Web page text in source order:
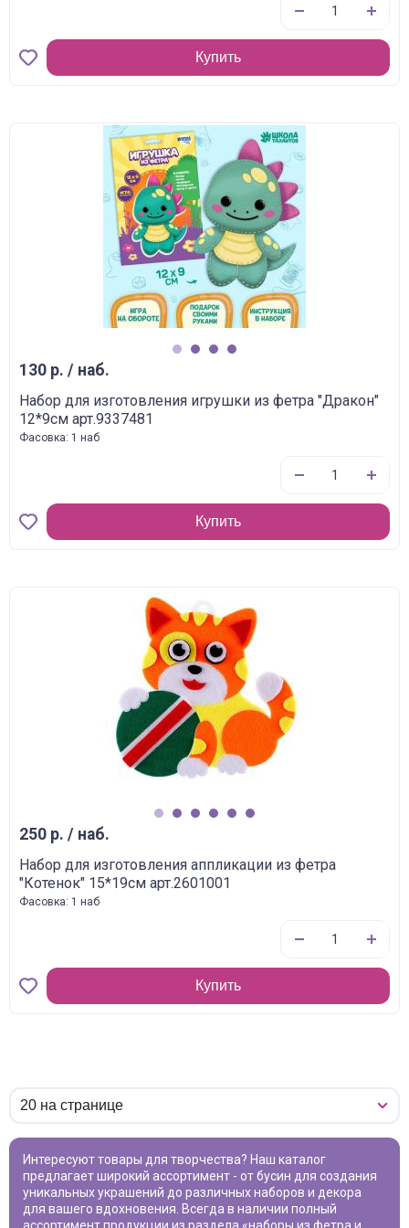
Купить
130 р. / наб.
Набор для изготовления игрушки из фетра "Дракон"
12*9см арт.9337481
Фасовка: 1 наб
Купить
250 р. / наб.
Набор для изготовления аппликации из фетра
"Котенок" 15*19см арт.2601001
Фасовка: 1 наб
Купить
Интересуют товары для творчества? Наш каталог
предлагает широкий ассортимент - от бусин для создания
уникальных украшений до различных наборов и декора
для вашего вдохновения. Всегда в наличии полный